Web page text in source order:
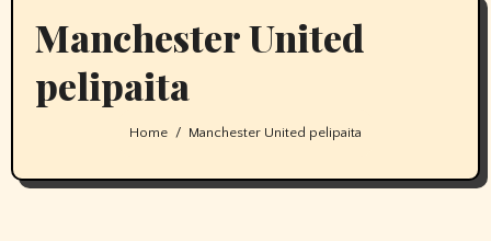
Manchester United
pelipaita
Home Manchester United pelipaita